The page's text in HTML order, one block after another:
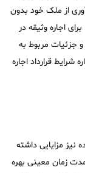
از ملک خود بدون
اجاره وثیقه در
و جزئیات مربوط به
شرایط قرارداد اجاره
نیز مزایایی داشته
مدت زمان معینی بهره